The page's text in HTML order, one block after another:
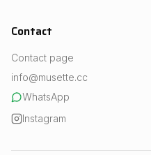
Contact
Contact page
info@musette.cc
WhatsApp
Instagram